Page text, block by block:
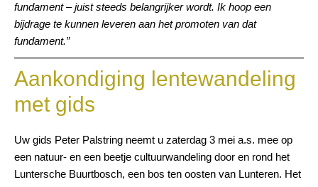
fundament – juist steeds belangrijker wordt. Ik hoop een
bijdrage te kunnen leveren aan het promoten van dat
fundament.”
Aankondiging lentewandeling
met gids
Uw gids Peter Palstring neemt u zaterdag 3 mei a.s. mee op
een natuur- en een beetje cultuurwandeling door en rond het
Luntersche Buurtbosch, een bos ten oosten van Lunteren. Het